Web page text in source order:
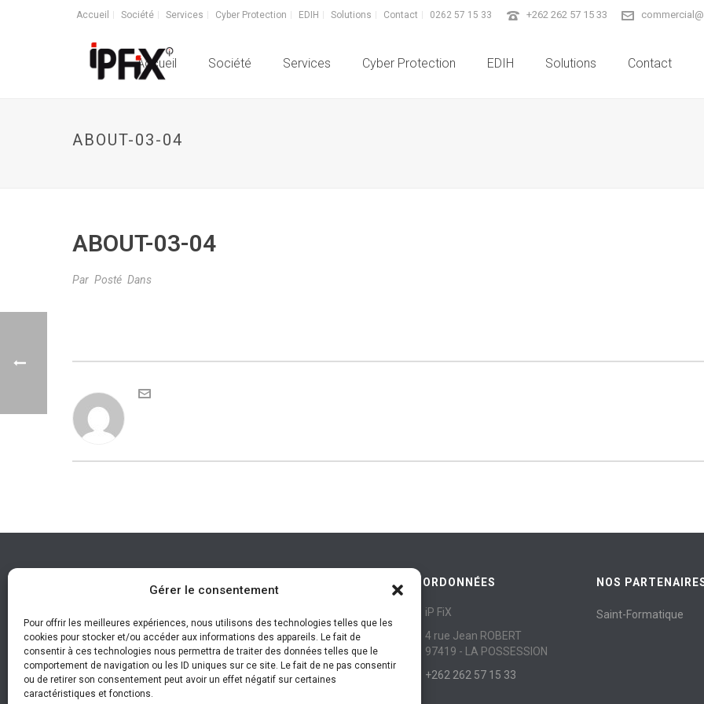
Gérer le consentement
Pour offrir les meilleures expériences, nous utilisons des technologies telles que les
cookies pour stocker et/ou accéder aux informations des appareils. Le fait de
consentir à ces technologies nous permettra de traiter des données telles que le
comportement de navigation ou les ID uniques sur ce site. Le fait de ne pas consentir
ou de retirer son consentement peut avoir un effet négatif sur certaines
caractéristiques et fonctions.
Accueil Société Services Cyber Protection EDIH Solutions Contact 0262 57 15 33 +262 262 57 15 33
Accueil Société Services Cyber Protection EDIH Solutions Contact
ABOUT-03-04
ABOUT-03-04
Par Posté Dans
COORDONNÉES
iP FiX
4 rue Jean ROBERT
97419 - LA POSSESSION
+262 262 57 15 33
NOS
Saint-Formatique